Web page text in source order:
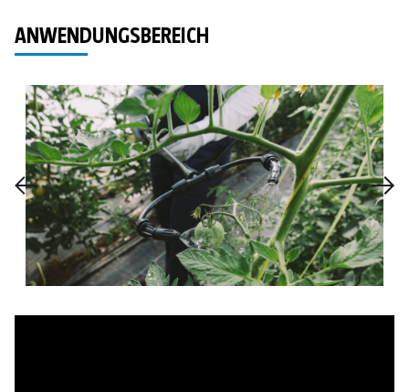
ANWENDUNGSBEREICH